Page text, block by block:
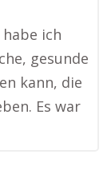
ich
gesunde
kann, die
Es war